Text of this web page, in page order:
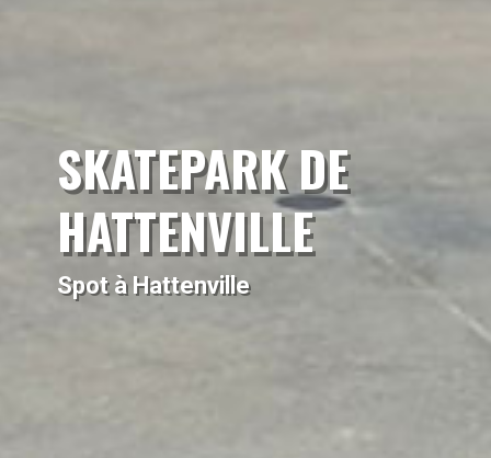
SKATEPARK DE
HATTENVILLE
Spot à Hattenville